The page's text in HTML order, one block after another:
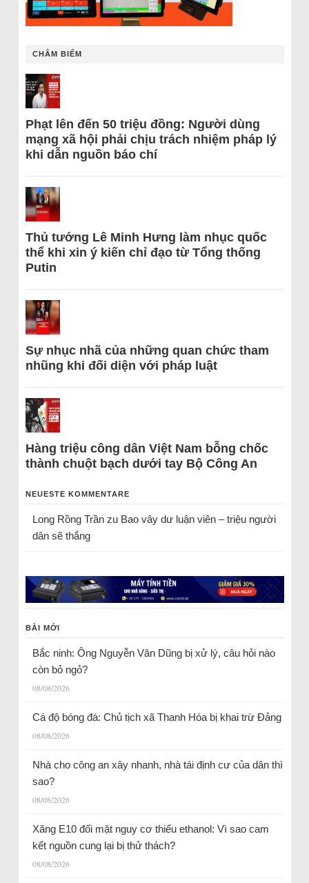
CHÂM BIẾM
Phạt lên đến 50 triệu đồng: Người dùng
mạng xã hội phải chịu trách nhiệm pháp lý
khi dẫn nguồn báo chí
Thủ tướng Lê Minh Hưng làm nhục quốc
thể khi xin ý kiến chỉ đạo từ Tổng thống
Putin
Sự nhục nhã của những quan chức tham
nhũng khi đối diện với pháp luật
Hàng triệu công dân Việt Nam bỗng chốc
thành chuột bạch dưới tay Bộ Công An
NEUESTE KOMMENTARE
Long Rồng Trầnzu Bao vây dư luận viên – triệu người
dân sẽ thắng
BÀI MỚI
Bắc ninh: Ông Nguyễn Văn Dũng bị xử lý, câu hỏi nào
còn bỏ ngỏ?
08/08/2026
Cá độ bóng đá: Chủ tịch xã Thanh Hóa bị khai trừ Đảng
08/08/2026
Nhà cho công an xây nhanh, nhà tái định cư của dân thì
sao?
08/08/2026
Xăng E10 đối mặt nguy cơ thiếu ethanol: Vì sao cam
kết nguồn cung lại bị thử thách?
08/08/2026